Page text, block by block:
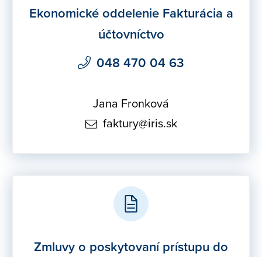
Ekonomické oddelenie Fakturácia a
účtovníctvo
048 470 04 63
Jana Fronková
faktury@iris.sk
Zmluvy o poskytovaní prístupu do